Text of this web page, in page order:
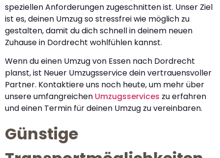
speziellen Anforderungen zugeschnitten ist. Unser Ziel
ist es, deinen Umzug so stressfrei wie möglich zu
gestalten, damit du dich schnell in deinem neuen
Zuhause in Dordrecht wohlfühlen kannst.
Wenn du einen Umzug von Essen nach Dordrecht
planst, ist Neuer Umzugsservice dein vertrauensvoller
Partner. Kontaktiere uns noch heute, um mehr über
unsere umfangreichen Umzugsservices zu erfahren
und einen Termin für deinen Umzug zu vereinbaren.
Günstige